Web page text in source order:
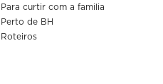
Para curtir com a familia
Perto de BH
Roteiros